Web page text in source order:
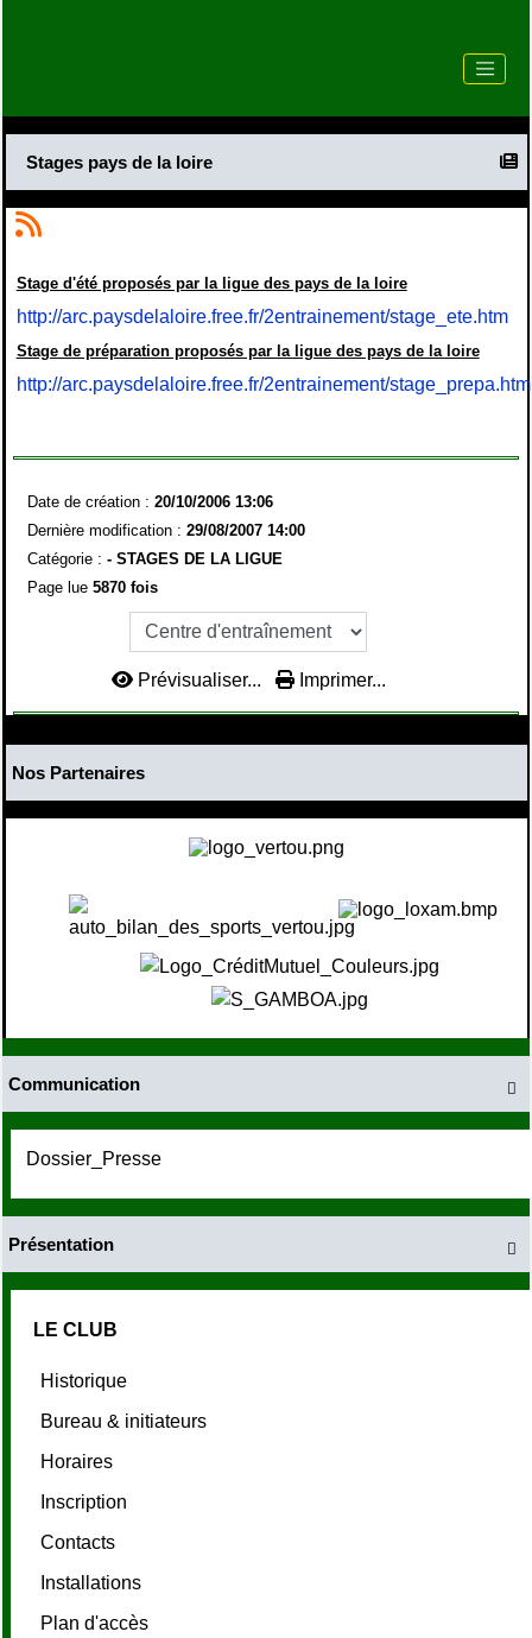

Communication
Dossier_Presse

Présentation
LE CLUB
Historique
Bureau & initiateurs
Horaires
Inscription
Contacts
Installations
Plan d'accès
Stages pays de la loire
Stage d'été proposés par la ligue des pays de la loire
http://arc.paysdelaloire.free.fr/2entrainement/stage_ete.htm
Stage de préparation proposés par la ligue des pays de la loire
http://arc.paysdelaloire.free.fr/2entrainement/stage_prepa.htm
Date de création : 20/10/2006 13:06
Dernière modification : 29/08/2007 14:00
Catégorie : - STAGES DE LA LIGUE
Page lue 5870 fois
Prévisualiser... Imprimer...
Nos Partenaires